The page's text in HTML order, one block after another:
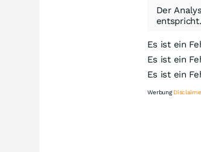
Der
entspricht.
Es ist ein
Es ist ein
Es ist ein
Werbung